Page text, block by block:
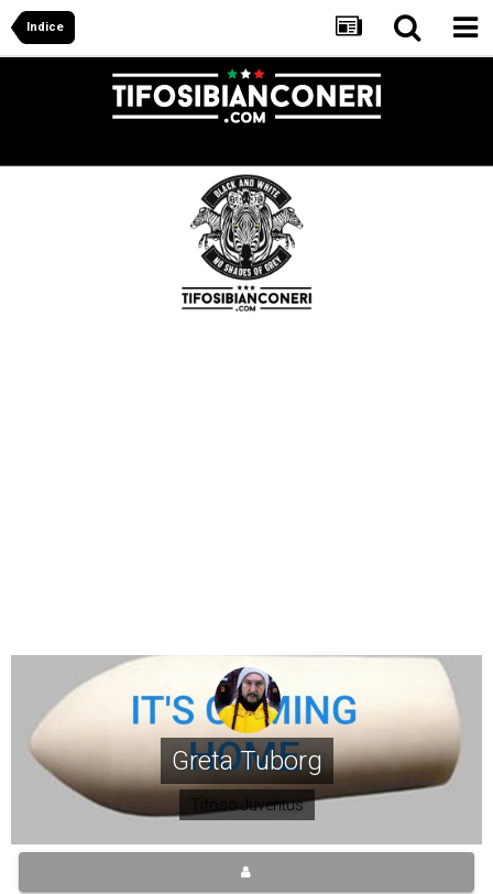
Indice
Greta Tuborg
Tifoso Juventus